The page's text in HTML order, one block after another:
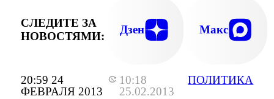
20:59 24
ФЕВРАЛЯ 2013
10:18
25.02.2013
ПОЛИТИКА
СЛЕДИТЕ ЗА
НОВОСТЯМИ:
Дзен Макс